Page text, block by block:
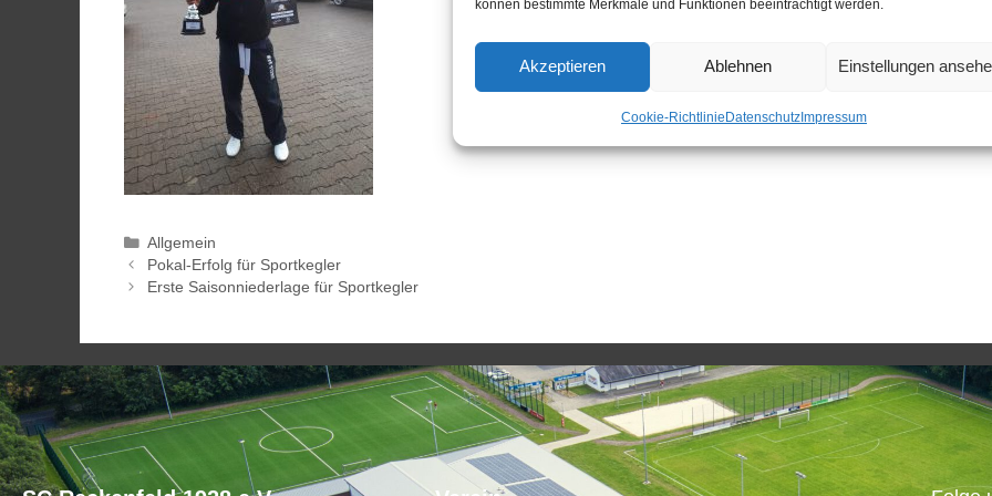
können bestimmte Merkmale und Funktionen beeinträchtigt werden.
Akzeptieren Ablehnen Einstellungen
Cookie-RichtlinieDatenschutzImpressum
Allgemein
Pokal-Erfolg für Sportkegler
Erste Saisonniederlage für Sportkegler